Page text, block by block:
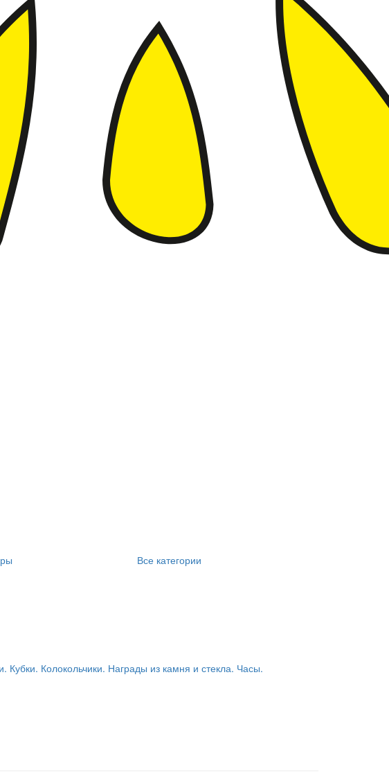
Все категории
Колокольчики. Награды из камня и стекла. Часы.